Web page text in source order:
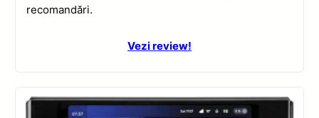
recomandări.
Vezi review!